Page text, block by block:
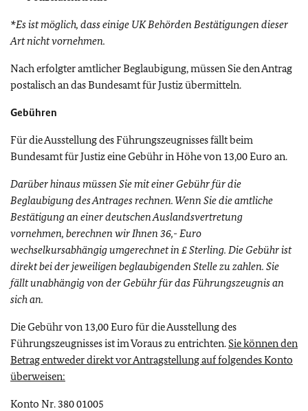
*Es ist möglich, dass einige UK Behörden Bestätigungen dieser
Art nicht vornehmen.
Nach erfolgter amtlicher Beglaubigung, müssen Sie den Antrag
postalisch an das Bundesamt für Justiz übermitteln.
Gebühren
Für die Ausstellung des Führungszeugnisses fällt beim
Bundesamt für Justiz eine Gebühr in Höhe von 13,00 Euro an.
Darüber hinaus müssen Sie mit einer Gebühr für die
Beglaubigung des Antrages rechnen. Wenn Sie die amtliche
Bestätigung an einer deutschen Auslandsvertretung
vornehmen, berechnen wir Ihnen 36,- Euro
wechselkursabhängig umgerechnet in £ Sterling. Die Gebühr ist
direkt bei der jeweiligen beglaubigenden Stelle zu zahlen. Sie
fällt unabhängig von der Gebühr für das Führungszeugnis an
sich an.
Die Gebühr von 13,00 Euro für die Ausstellung des
Führungszeugnisses ist im Voraus zu entrichten. Sie können den
Betrag entweder direkt vor Antragstellung auf folgendes Konto
überweisen:
Konto Nr. 380 01005